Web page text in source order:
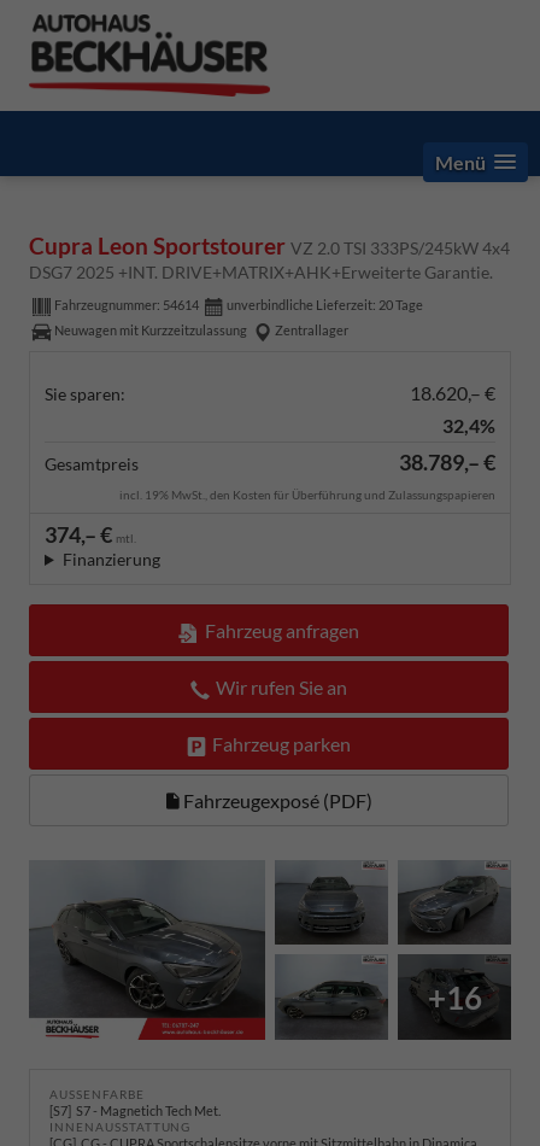
Menü
Cupra Leon Sportstourer VZ 2.0 TSI 333PS/245kW 4x4
DSG7 2025 +INT. DRIVE+MATRIX+AHK+Erweiterte Garantie.
Fahrzeugnummer: 54614 unverbindliche Lieferzeit: 20 Tage
Neuwagen mit Kurzzeitzulassung
Zentrallager
Sie sparen:
18.620,– €
32,4%
Gesamtpreis 38.789,– €
incl. 19% MwSt., den Kosten für Überführung und Zulassungspapieren
374,– € mtl.
Finanzierung
Fahrzeug anfragen
Wir rufen Sie an
Fahrzeug parken
Fahrzeugexposé (PDF)
+16
AUSSENFARBE
S7 S7 - Magnetich Tech Met.
INNENAUSSTATTUNG